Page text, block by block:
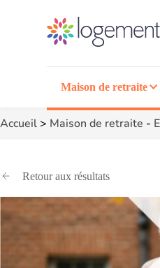
Maison de retraite
Accueil> Maison de retraite -
Retour aux résultats